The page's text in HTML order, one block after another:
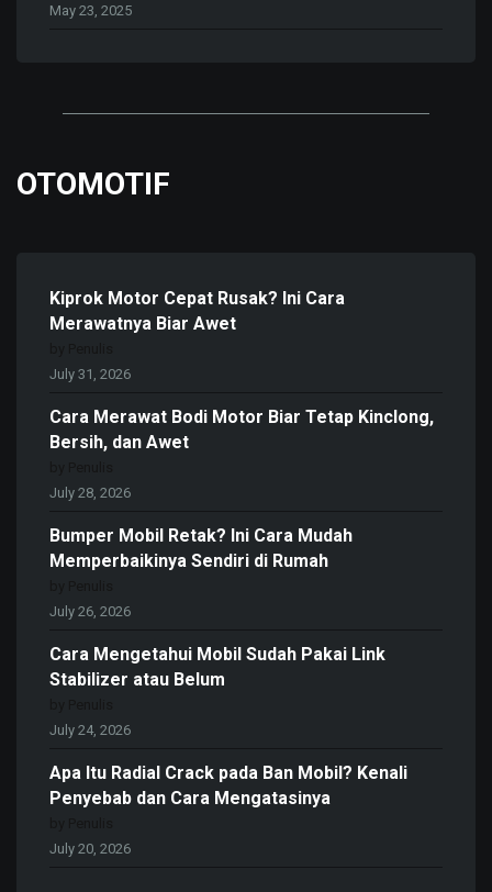
May 23, 2025
OTOMOTIF
Kiprok Motor Cepat Rusak? Ini Cara
Merawatnya Biar Awet
July 31, 2026
Cara Merawat Bodi Motor Biar Tetap Kinclong,
Bersih, dan Awet
July 28, 2026
Bumper Mobil Retak? Ini Cara Mudah
Memperbaikinya Sendiri di Rumah
July 26, 2026
Cara Mengetahui Mobil Sudah Pakai Link
Stabilizer atau Belum
July 24, 2026
Apa Itu Radial Crack pada Ban Mobil? Kenali
Penyebab dan Cara Mengatasinya
July 20, 2026